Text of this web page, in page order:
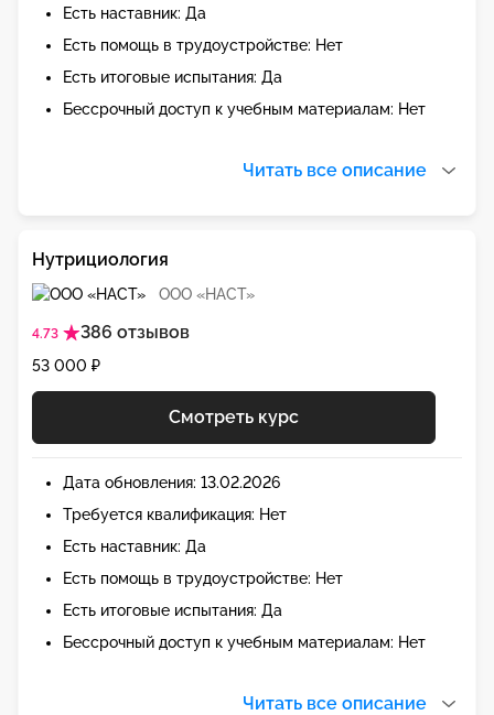
Есть наставник: Да
Есть помощь в трудоустройстве: Нет
Есть итоговые испытания: Да
Бессрочный доступ к учебным материалам: Нет
Читать все описание
ООО «НАСТ»
4.73 386 отзывов
Нутрициология
53 000 ₽
Смотреть курс
Дата обновления: 13.02.2026
Требуется квалификация: Нет
Есть наставник: Да
Есть помощь в трудоустройстве: Нет
Есть итоговые испытания: Да
Бессрочный доступ к учебным материалам: Нет
Читать все описание